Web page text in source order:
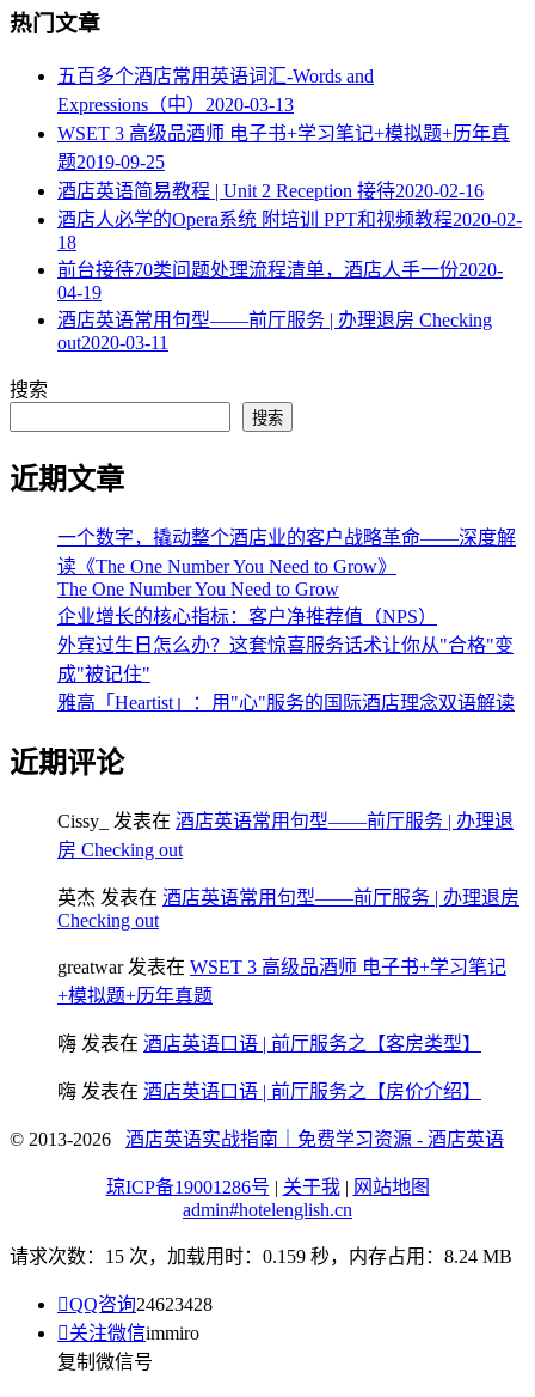
热门文章
五百多个酒店常用英语词汇-Words and
Expressions（中） 2020-03-13
WSET 3 高级品酒师 电子书+学习笔记+模拟题+历年真
题2019-09-25
酒店英语简易教程 | Unit 2 Reception 接待2020-02-16
酒店人必学的Opera系统 附培训 PPT和视频教程2020-02-
18
​前台接待70类问题处理流程清单，酒店人手一份2020-
04-19
酒店英语常用句型——前厅服务 | 办理退房 Checking
out2020-03-11
搜索
搜索
近期文章
一个数字，撬动整个酒店业的客户战略革命——深度解
读《The One Number You Need to Grow》
The One Number You Need to Grow
企业增长的核心指标：客户净推荐值（NPS）
外宾过生日怎么办？这套惊喜服务话术让你从"合格"变
成"被记住"
雅高「Heartist」：用"心"服务的国际酒店理念双语解读
近期评论
Cissy_ 发表在 酒店英语常用句型——前厅服务 | 办理退
房 Checking out
英杰 发表在 酒店英语常用句型——前厅服务 | 办理退房
Checking out
greatwar发表在 WSET 3 高级品酒师 电子书+学习笔记
+模拟题+历年真题
嗨 发表在 酒店英语口语 | 前厅服务之【客房类型】
嗨 发表在 酒店英语口语 | 前厅服务之【房价介绍】
© 2013-2026 酒店英语实战指南｜免费学习资源 - 酒店英语
琼ICP备19001286号 | 关于我 | 网站地图
admin#hotelenglish.cn
请求次数：15 次，加载用时：0.159 秒，内存占用：8.24 MB
QQ咨询24623428
关注微信immiro
复制微信号